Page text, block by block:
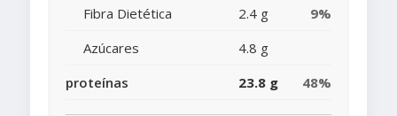
Fibra Dietética
2.4 g
9%
Azúcares
4.8 g
proteínas
23.8 g 48%